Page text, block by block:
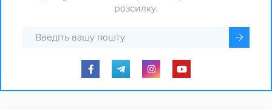
розсилку.